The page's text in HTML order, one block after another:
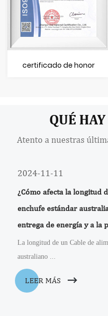
certificado de honor
QUÉ
Atento a nuestras
2024-11-11
¿Cómo afecta la longitud
enchufe estándar
entrega de energía y a la
La longitud de un Cable de
australiano ...
LEER MÁS